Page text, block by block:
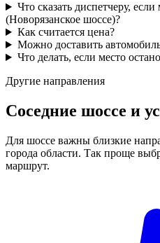
Что сказать диспетчеру,
(Новорязанское шоссе)?
Как считается цена?
Можно доставить
Что делать, если место
Другие направления
Соседние шоссе и
Для шоссе важны близкие
города области. Так проще
маршрут.